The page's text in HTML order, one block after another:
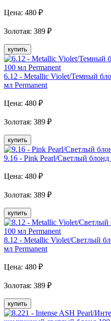
Цена: 480 ₽
Золотая: 389 ₽
купить
6.12 - Metallic Violet/Темный
мл Рermanent
Цена: 480 ₽
Золотая: 389 ₽
купить
9.16 - Pink Pearl/Светлый
Цена: 480 ₽
Золотая: 389 ₽
купить
8.12 - Metallic Violet/Светлый
мл Рermanent
Цена: 480 ₽
Золотая: 389 ₽
купить